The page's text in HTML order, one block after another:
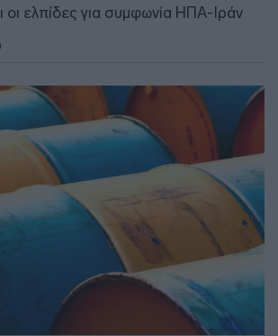
οι ελπίδες για συμφωνία ΗΠΑ-Ιράν